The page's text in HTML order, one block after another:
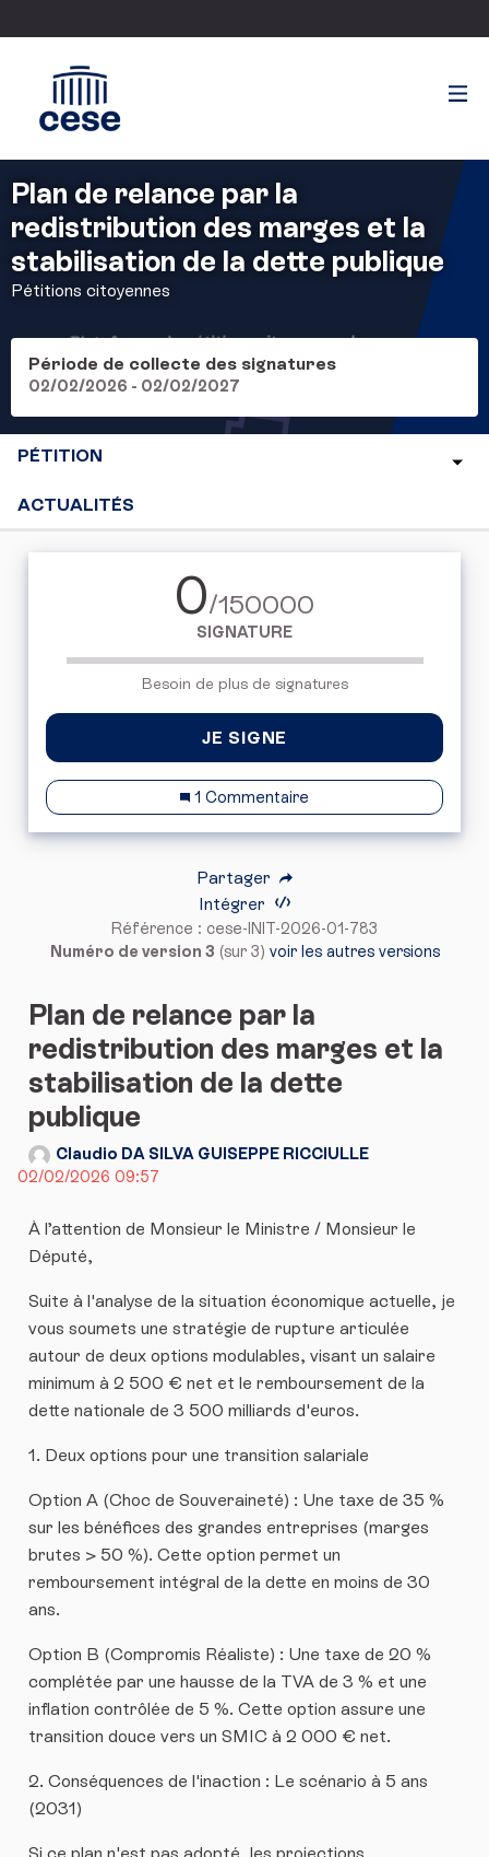
Plan de relance par la
redistribution des marges et la
stabilisation de la dette publique
Pétitions citoyennes
Période de collecte des signatures
02/02/2026 - 02/02/2027
PÉTITION
ACTUALITÉS
0/150000
SIGNATURE
Besoin de plus de signatures
JE SIGNE
1 Commentaire
Partager
Intégrer
Référence : cese-INIT-2026-01-783
Numéro de version 3 (sur 3) voir les autres versions
Plan de relance par la
redistribution des marges et la
stabilisation de la dette
publique
Claudio DA SILVA GUISEPPE RICCIULLE
02/02/2026 09:57
​À l’attention de Monsieur le Ministre / Monsieur le
Député,
​Suite à l'analyse de la situation économique actuelle, je
vous soumets une stratégie de rupture articulée
autour de deux options modulables, visant un salaire
minimum à 2 500 € net et le remboursement de la
dette nationale de 3 500 milliards d'euros.
​1. Deux options pour une transition salariale
​Option A (Choc de Souveraineté) : Une taxe de 35 %
sur les bénéfices des grandes entreprises (marges
brutes > 50 %). Cette option permet un
remboursement intégral de la dette en moins de 30
ans.
​Option B (Compromis Réaliste) : Une taxe de 20 %
complétée par une hausse de la TVA de 3 % et une
inflation contrôlée de 5 %. Cette option assure une
transition douce vers un SMIC à 2 000 € net.
​2. Conséquences de l'inaction : Le scénario à 5 ans
(2031)